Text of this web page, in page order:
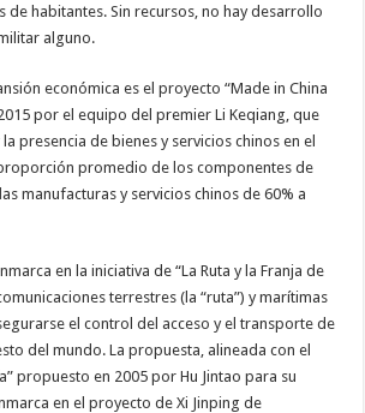
de habitantes. Sin recursos, no hay desarrollo
alguno.
económica es el proyecto “Made in China
por el equipo del premier Li Keqiang, que
presencia de bienes y servicios chinos en el
promedio de los componentes de
manufacturas y servicios chinos de 60% a
en la iniciativa de “La Ruta y la Franja de
terrestres (la “ruta”) y marítimas
el control del acceso y el transporte de
del mundo. La propuesta, alineada con el
propuesto en 2005 por Hu Jintao para su
en el proyecto de Xi Jinping de